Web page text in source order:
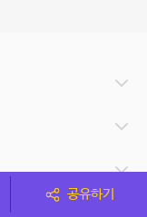
공유하기